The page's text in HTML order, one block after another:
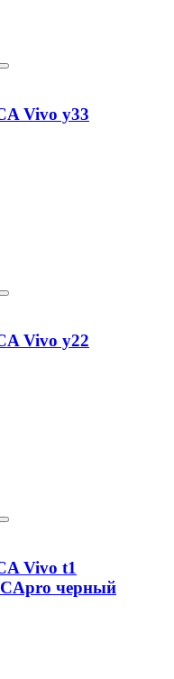
Vivo y33
Vivo y22
Vivo t1
черный